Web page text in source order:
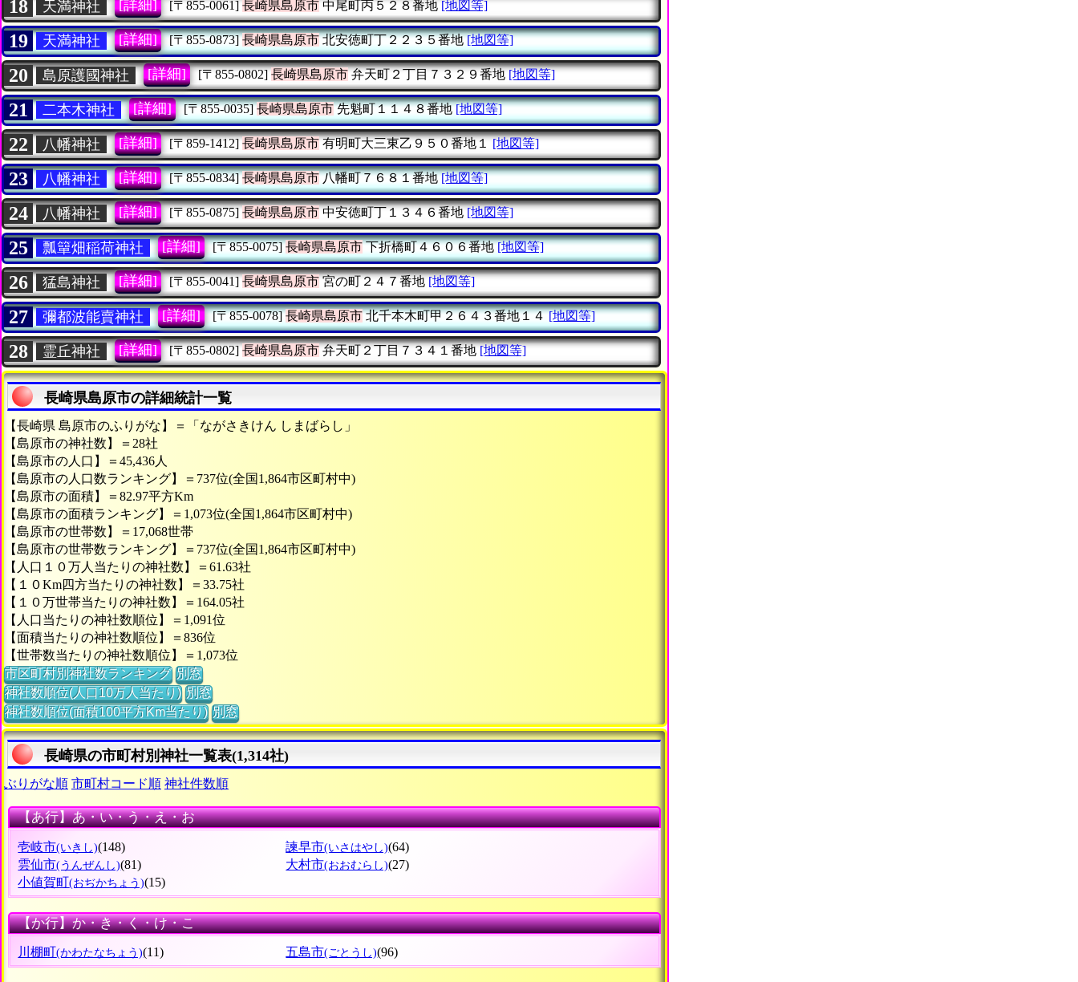
18 天満神社 [詳細] [〒855-0061] 長崎県島原市中尾町丙５２８番地 [地図等]
19 天満神社 [詳細] [〒855-0873] 長崎県島原市北安徳町丁２２３５番地 [地図等]
20 島原護國神社 [詳細] [〒855-0802] 長崎県島原市弁天町２丁目７３２９番地 [地図等]
21 二本木神社 [詳細] [〒855-0035] 長崎県島原市先魁町１１４８番地 [地図等]
22 八幡神社 [詳細] [〒859-1412] 長崎県島原市有明町大三東乙９５０番地１ [地図等]
23 八幡神社 [詳細] [〒855-0834] 長崎県島原市八幡町７６８１番地 [地図等]
24 八幡神社 [詳細] [〒855-0875] 長崎県島原市中安徳町丁１３４６番地 [地図等]
25 瓢簞畑稲荷神社 [詳細] [〒855-0075] 長崎県島原市下折橋町４６０６番地 [地図等]
26 猛島神社 [詳細] [〒855-0041] 長崎県島原市宮の町２４７番地 [地図等]
27 彌都波能賣神社 [詳細] [〒855-0078] 長崎県島原市北千本木町甲２６４３番地１４ [地図等]
28 霊丘神社 [詳細] [〒855-0802] 長崎県島原市弁天町２丁目７３４１番地 [地図等]
長崎県島原市の詳細統計一覧
【長崎県 島原市のふりがな】＝「ながさきけん しまばらし」
【島原市の神社数】＝28社
【島原市の人口】＝45,436人
【島原市の人口数ランキング】＝737位(全国1,864市区町村中)
【島原市の面積】＝82.97平方Km
【島原市の面積ランキング】＝1,073位(全国1,864市区町村中)
【島原市の世帯数】＝17,068世帯
【島原市の世帯数ランキング】＝737位(全国1,864市区町村中)
【人口１０万人当たりの神社数】＝61.63社
【１０Km四方当たりの神社数】＝33.75社
【１０万世帯当たりの神社数】＝164.05社
【人口当たりの神社数順位】＝1,091位
【面積当たりの神社数順位】＝836位
【世帯数当たりの神社数順位】＝1,073位
市区町村別神社数ランキング 別窓
神社数順位(人口10万人当たり) 別窓
神社数順位(面積100平方Km当たり) 別窓
長崎県の市町村別神社一覧表(1,314社)
ぶりがな順 市町村コード順 神社件数順
【あ行】あ・い・う・え・お
壱岐市(いきし)(148) 諫早市(いさはやし)(64)
雲仙市(うんぜんし)(81) 大村市(おおむらし)(27)
小値賀町(おぢかちょう)(15)
【か行】か・き・く・け・こ
川棚町(かわたなちょう)(11) 五島市(ごとうし)(96)